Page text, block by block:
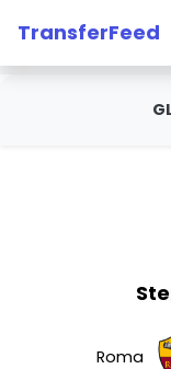
TransferFeed
Roma